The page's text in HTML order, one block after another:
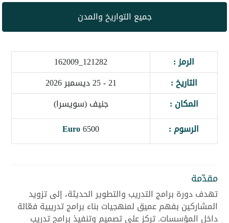
جميع التواريخ والمدن
الرمز :
121282_162009
التاريخ :
21 - 25 ديسمبر 2026
المكان :
جنيف (سويسرا)
الرسوم :
6500
Euro
مقدّمة
تهدف دورة برامج التدريب والتطوير الحديثة، إلى تزويد
المشاركين بفهم عميق لمنهجيات بناء برامج تدريبية فعّالة
داخل المؤسسات. تركز على تصميم وتنفيذ برامج تدريب